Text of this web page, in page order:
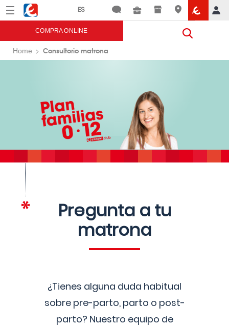
Menú Eroski
COMPRA ONLINE
Home Consultorio matrona
Pregunta a tu
matrona
¿Tienes alguna duda habitual
sobre pre-parto, parto o post-
parto? Nuestro equipo de